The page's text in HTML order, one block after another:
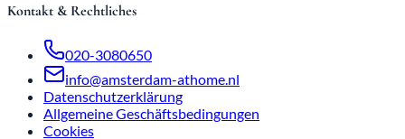
Kontakt & Rechtliches
020-3080650
info@amsterdam-athome.nl
Datenschutzerklärung
Allgemeine Geschäftsbedingungen
Cookies